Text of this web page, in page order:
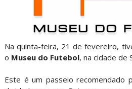
Na quinta-feira, 21 de fevereiro,
o Museu do Futebol, na cidade de
Este é um passeio recomendado